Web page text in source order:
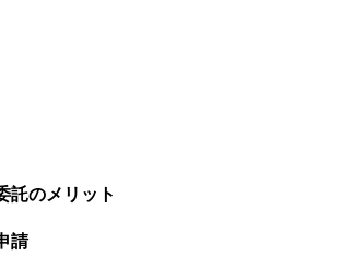
託のメリット
請